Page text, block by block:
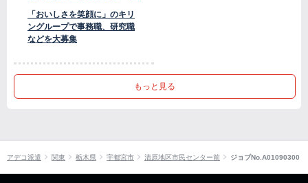
「おいしさを笑顔に」のキリ
ングループで事務職、研究職
などを大募集
もっと見る
アデコ派遣 関東 栃木県 宇都宮市 清原地区市民センター前 ジョブNo.A01090300